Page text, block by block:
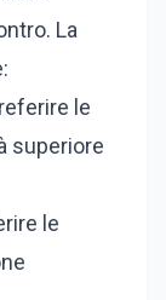
La
le
superiore
le